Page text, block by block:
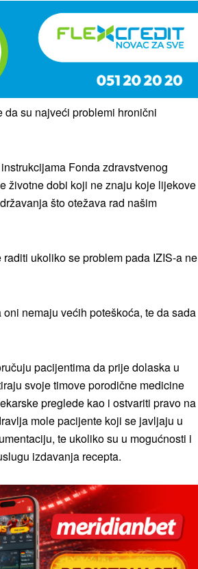
da su najveći problemi hronični
Fonda zdravstvenog
životne dobi koji ne znaju koje lijekove
što otežava rad našim
ukoliko se problem pada IZIS-a ne
nemaju većih poteškoća, te da sada
pacijentima da prije dolaska u
svoje timove porodične medicine
preglede kao i ostvariti pravo na
mole pacijente koji se javljaju u
te ukoliko su u mogućnosti i
izdavanja recepta.